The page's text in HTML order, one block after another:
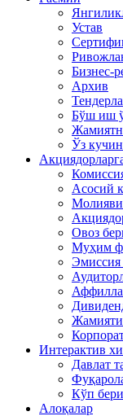
Устав
Бизнес-
Архив
Бўш иш
Ўз
Асосий
Овоз
Муҳим
Эмиссия
Интерактив
Давлат
Кўп
Алоқалар